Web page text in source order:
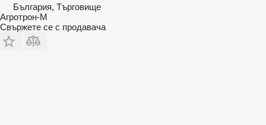
България, Търговище
Агротрон-М
Свържете се с продавача